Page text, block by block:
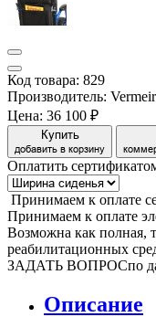
Код товара: 829
Производитель:
Цена: 36 100 ₽
Купить
добавить в корзину
Оплатить
Принимаем к оплате
Принимаем к оплате
Возможна как полная,
реабилитационных
ЗАДАТЬ ВОПРОСпо
Описание